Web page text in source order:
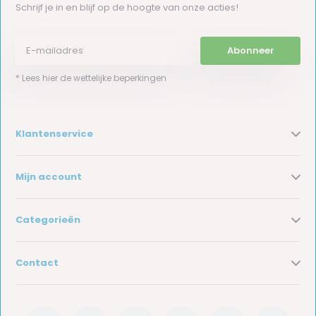
Schrijf je in en blijf op de hoogte van onze acties!
Abonneer
* Lees hier de wettelijke beperkingen
Klantenservice
Mijn account
Categorieën
Contact